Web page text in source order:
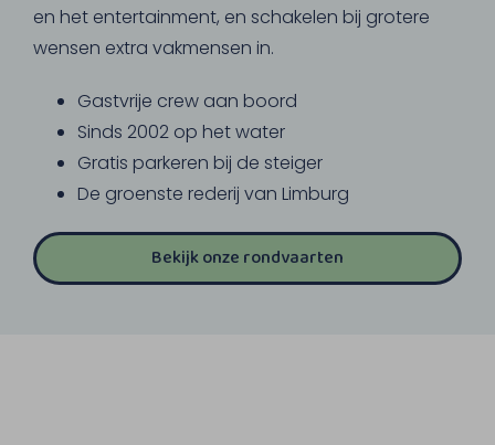
en het entertainment, en schakelen bij grotere
wensen extra vakmensen in.
Gastvrije crew aan boord
Sinds 2002 op het water
Gratis parkeren bij de steiger
De groenste rederij van Limburg
Bekijk onze rondvaarten